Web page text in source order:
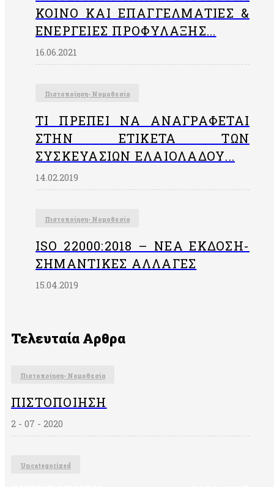
ΚΟΙΝΌ ΚΑΙ ΕΠΑΓΓΕΛΜΑΤΊΕΣ &
ΕΝΈΡΓΕΙΕΣ ΠΡΟΦΎΛΑΞΗΣ...
16.06.2021
Πιστοποίηση- Νομοθεσία
ΤΙ ΠΡΈΠΕΙ ΝΑ ΑΝΑΓΡΆΦΕΤΑΙ
ΣΤΗΝ EΤΙΚΈΤΑ ΤΩΝ
ΣΥΣΚΕΥΑΣΙΏΝ ΕΛΑΙΟΛΆΔΟΥ...
14.02.2019
Πιστοποίηση- Νομοθεσία
ISO 22000:2018 – ΝΈΑ ΈΚΔΟΣΗ-
ΣΗΜΑΝΤΙΚΈΣ ΑΛΛΑΓΈΣ
15.04.2019
Τελευταία Αρθρα
Πιστοποίηση- Νομοθεσία
ΠΙΣΤΟΠΟΊΗΣΗ
2 - 07 - 2020
Uncategorized